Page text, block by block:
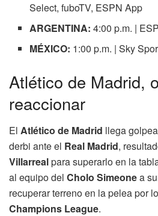
Select, fuboTV, ESPN App
ARGENTINA: 4:00 p.m. |
MÉXICO: 1:00 p.m. | Sky
Atlético de Madrid,
reaccionar
El Atlético de Madrid llega
derbi ante el Real Madrid,
Villarrealpara superarlo en la
al equipo del Cholo Simeonea
recuperar terreno en la pelea por
Champions League.